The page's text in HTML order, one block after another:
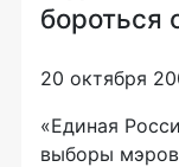
бороться
20 октября
«Единая
выборы